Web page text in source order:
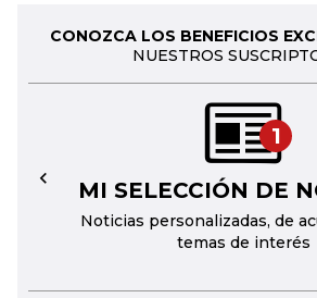
CONOZCA LOS BENEFICIOS
NUESTROS
1
MI SELECCIÓN DE
Noticias personalizadas, de
temas de interés
←